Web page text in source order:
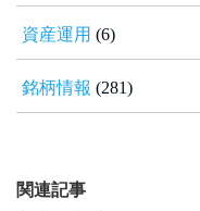
資産運用 (6)
銘柄情報 (281)
関連記事